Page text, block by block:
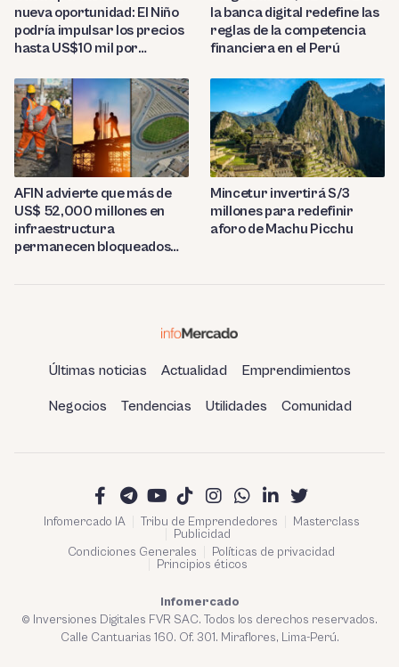
nueva oportunidad: El Niño
podría impulsar los precios
hasta US$10 mil por
la banca digital redefine las
reglas de la competencia
financiera en el Perú
AFIN advierte que más de
US$ 52,000 millones en
infraestructura
permanecen bloqueados
Mincetur invertirá S/3
millones para redefinir
aforo de Machu Picchu
Últimas noticias Actualidad Emprendimientos
Negocios Tendencias Utilidades Comunidad
Infomercado IA Tribu de Emprendedores
Masterclass
Publicidad
Condiciones Generales
Políticas de privacidad
Principios éticos
Infomercado
© Inversiones Digitales FVR SAC. Todos los derechos reservados.
Calle Cantuarias 160. Of. 301. Miraflores, Lima-Perú.